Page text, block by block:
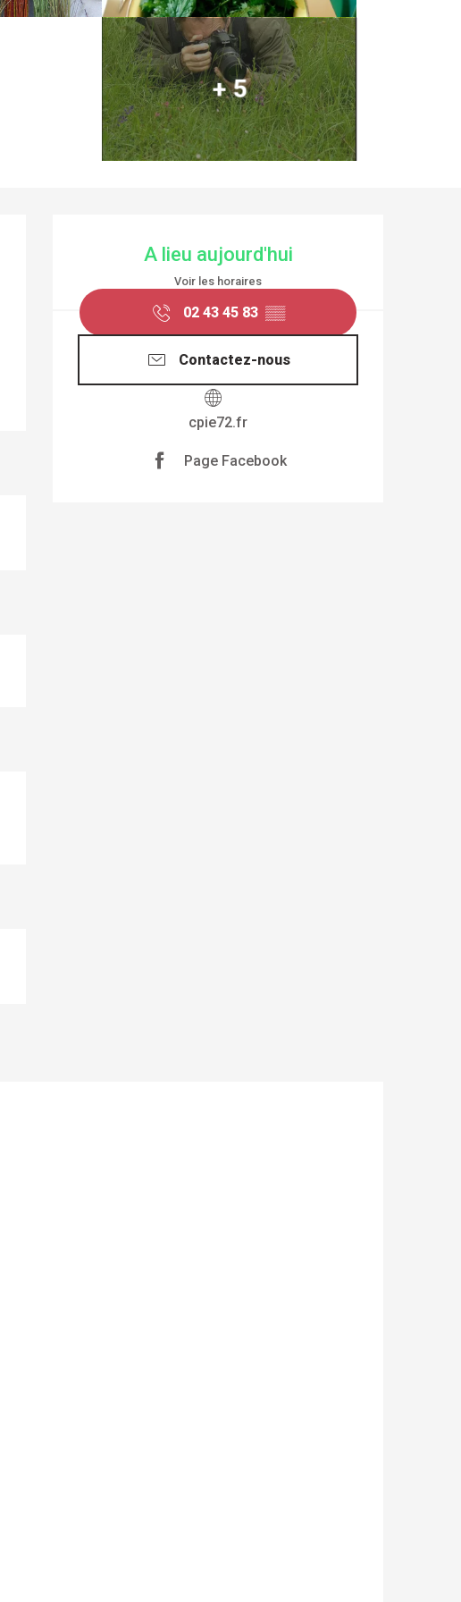
+ 5
OUVERTURE ET
A lieu aujourd'hui
Voir les horaires
02 43 45 83 ▒▒
Contactez-nous
cpie72.fr
Page Facebook